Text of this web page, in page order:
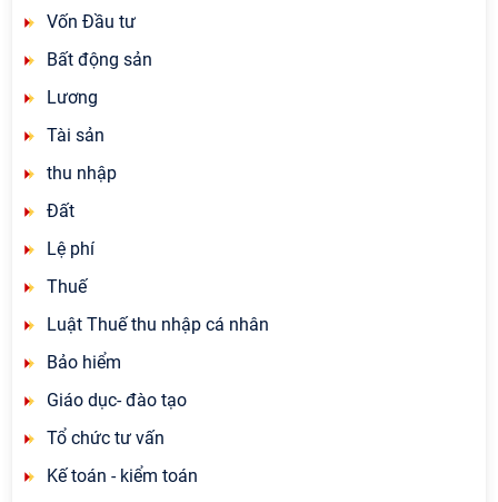
Vốn Đầu tư
Bất động sản
Lương
Tài sản
thu nhập
Đất
Lệ phí
Thuế
Luật Thuế thu nhập cá nhân
Bảo hiểm
Giáo dục- đào tạo
Tổ chức tư vấn
Kế toán - kiểm toán